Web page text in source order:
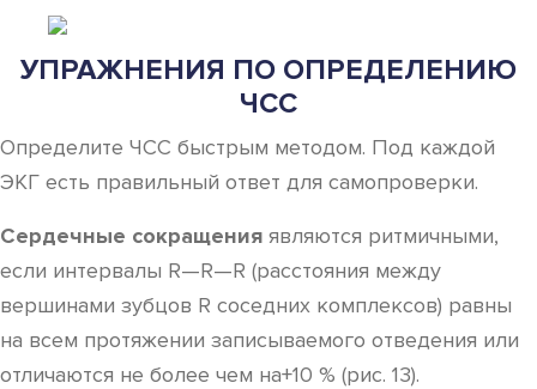
УПРАЖНЕНИЯ ПО ОПРЕДЕЛЕНИЮ
ЧСС
Определите ЧСС быстрым методом. Под каждой
ЭКГ есть правильный ответ для самопроверки.
Сердечные сокращения являются ритмичными,
если интервалы R—R—R (расстояния между
вершинами зубцов R соседних комплексов) равны
на всем протяжении записываемого отведения или
отличаются не более чем на+10 % (рис. 13).